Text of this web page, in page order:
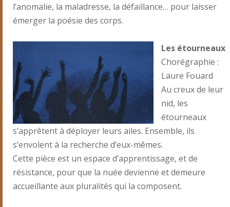
l’anomalie, la maladresse, la défaillance… pour laisser
émerger la poésie des corps.
Les étourneaux
Chorégraphie :
Laure Fouard
Au creux de leur
nid, les
étourneaux
s’apprêtent à déployer leurs ailes. Ensemble, ils
s’envolent à la recherche d’eux-mêmes.
Cette pièce est un espace d’apprentissage, et de
résistance, pour que la nuée devienne et demeure
accueillante aux pluralités qui la composent.